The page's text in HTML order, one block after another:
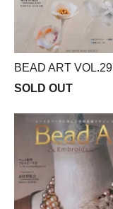
BEAD ART VOL.29
SOLD OUT